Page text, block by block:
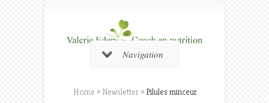
Navigation
Home » Newsletter » Pilules minceur